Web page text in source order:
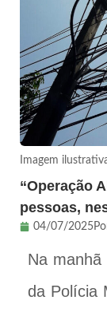
Imagem
“Operação
pessoas,
04/07/2025
Na manhã
da Polícia